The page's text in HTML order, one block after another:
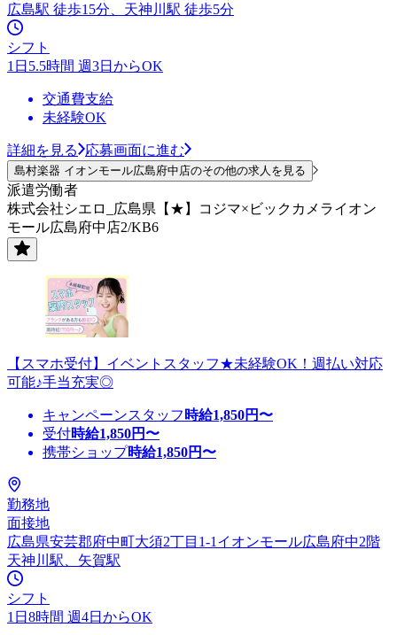
広島駅 徒歩15分、天神川駅 徒歩5分
シフト
1日5.5時間 週3日からOK
交通費支給
未経験OK
詳細を見る 応募画面に進む
島村楽器 イオンモール広島府中店のその他の求人を見る
派遣労働者
株式会社シエロ_広島県【★】コジマ×ビックカメライオン
モール広島府中店2/KB6
【スマホ受付】イベントスタッフ★未経験OK！週払い対応
可能♪手当充実◎
キャンペーンスタッフ 時給1,850円〜
受付時給1,850円〜
携帯ショップ時給1,850円〜
勤務地
面接地
広島県安芸郡府中町大須2丁目1-1イオンモール広島府中2階
天神川駅、矢賀駅
シフト
1日8時間 週4日からOK